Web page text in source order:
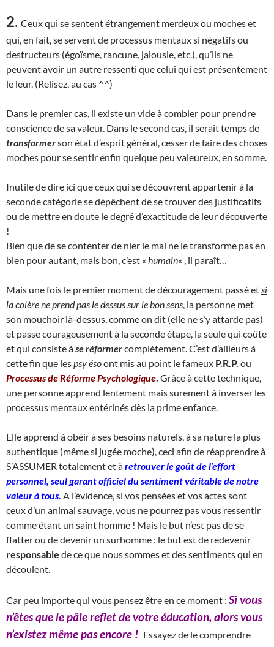
2. Ceux qui se sentent étrangement merdeux ou moches et
qui, en fait, se servent de processus mentaux si négatifs ou
destructeurs (égoïsme, rancune, jalousie, etc.), qu’ils ne
peuvent avoir un autre ressenti que celui qui est présentement
le leur. (Relisez, au cas ^^)
Dans le premier cas, il existe un vide à combler pour prendre
conscience de sa valeur. Dans le second cas, il serait temps de
transformerson état d’esprit général, cesser de faire des choses
moches pour se sentir enfin quelque peu valeureux, en somme.
Inutile de dire ici que ceux qui se découvrent appartenir à la
seconde catégorie se dépêchent de se trouver des justificatifs
ou de mettre en doute le degré d’exactitude de leur découverte
!
Bien que de se contenter de nier le mal ne le transforme pas en
bien pour autant, mais bon, c’est « humain« , il paraît…
Mais une fois le premier moment de découragement passé et si
la colère ne prend pas le dessus sur le bon sens , la personne met
son mouchoir là-dessus, comme on dit (elle ne s’y attarde pas)
et passe courageusement à la seconde étape, la seule qui coûte
et qui consiste àse réformercomplètement. C’est d’ailleurs à
cette fin que lespsy ésoont mis au point le fameux P.R.P. ou
Processus de Réforme Psychologique Grâce à cette technique,
une personne apprend lentement mais surement à inverser les
processus mentaux entérinés dès la prime enfance.
Elle apprend à obéir à ses besoins naturels, à sa nature la plus
authentique (même si jugée moche), ceci afin de réapprendre à
S’ASSUMER totalement et àretrouver le goût de l’effort
personnel, seul garant officiel du sentiment véritable de notre
valeur à tous. A l’évidence, si vos pensées et vos actes sont
ceux d’un animal sauvage, vous ne pourrez pas vous ressentir
comme étant un saint homme ! Mais le but n’est pas de se
flatter ou de devenir un surhomme : le but est de redevenir
responsable de ce que nous sommes et des sentiments qui en
découlent.
Car peu importe qui vous pensez être en ce moment : Si vous
n’êtes que le pâle reflet de votre éducation, alors vous
n’existez même pas encore ! Essayez de le comprendre